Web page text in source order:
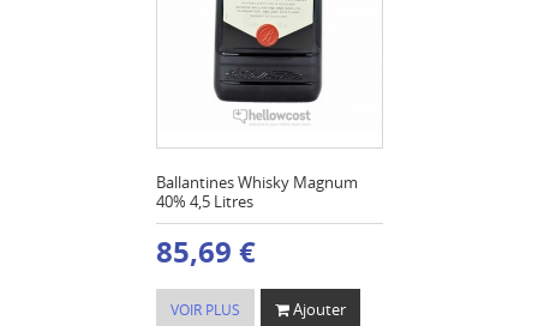
Ballantines Whisky Magnum
40% 4,5 Litres
85,69 €
VOIR PLUS Ajouter